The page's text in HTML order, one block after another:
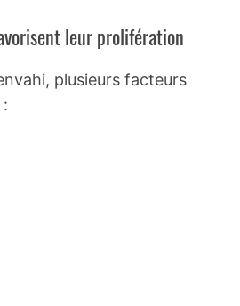
leur prolifération
plusieurs facteurs